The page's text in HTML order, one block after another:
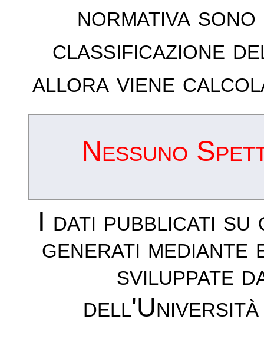
normativa
classificazione
allora viene
Nessuno
I dati pubblicati su
generati mediante
sviluppate